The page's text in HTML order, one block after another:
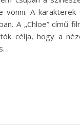
A karakterek
A „Chloe” című
célja, hogy a